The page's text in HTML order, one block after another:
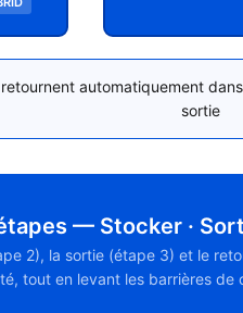
automatiquement
sortie
— Stocker ·
2), la sortie (étape 3) et le
tout en levant les barrières